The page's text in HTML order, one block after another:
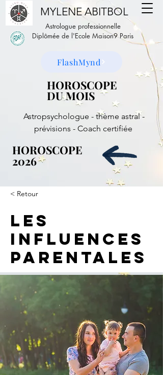
MYLENE ABITBOL
Astrologue professionnelle
Diplômée de l'Ecole Maison9 Paris
FlashMynd
HOROSCOPE
DU MOIS
HOROSCOPE
DU MOIS
Astropsychologue - thème astral -
prévisions - Coach certifiée
HOROSCOPE
2026
HOROSCOPE
2026
< Retour
Les
influences
parentales